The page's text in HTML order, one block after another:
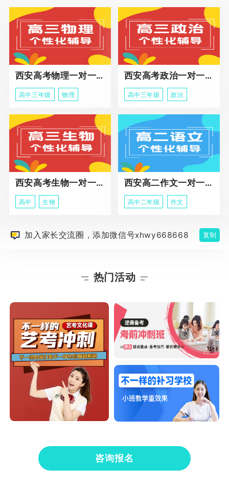
西安高考物理一对一辅导课程
高中三年级 物理
西安高考政治一对一辅导课程
高中三年级 政治
西安高考生物一对一辅导
高中 生物
西安高二作文一对一辅导课程
高中二年级 作文
加入家长交流圈，添加微信号xhwy668668 复制
热门活动
咨询报名